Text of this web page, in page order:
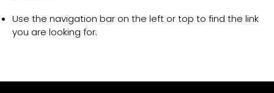
Use the navigation bar on the left or top to find the link
you are looking for.